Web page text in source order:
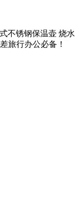
不锈钢保温壶 烧水
旅行办公必备！